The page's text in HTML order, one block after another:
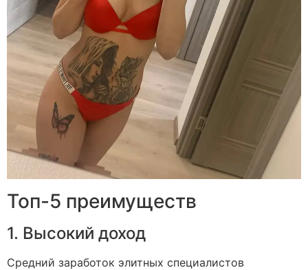
Топ-5 преимуществ
1. Высокий доход
Средний заработок элитных специалистов